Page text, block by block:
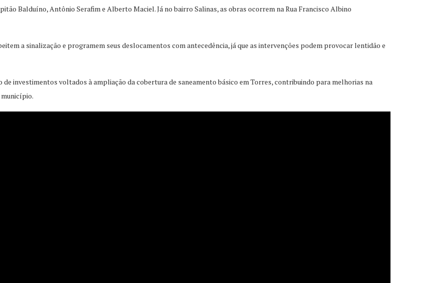
Balduíno, Antônio Serafim e Alberto Maciel. Já no bairro Salinas, as obras ocorrem na Rua Francisco Albino
a sinalização e programem seus deslocamentos com antecedência, já que as intervenções podem provocar lentidão e
investimentos voltados à ampliação da cobertura de saneamento básico em Torres, contribuindo para melhorias na